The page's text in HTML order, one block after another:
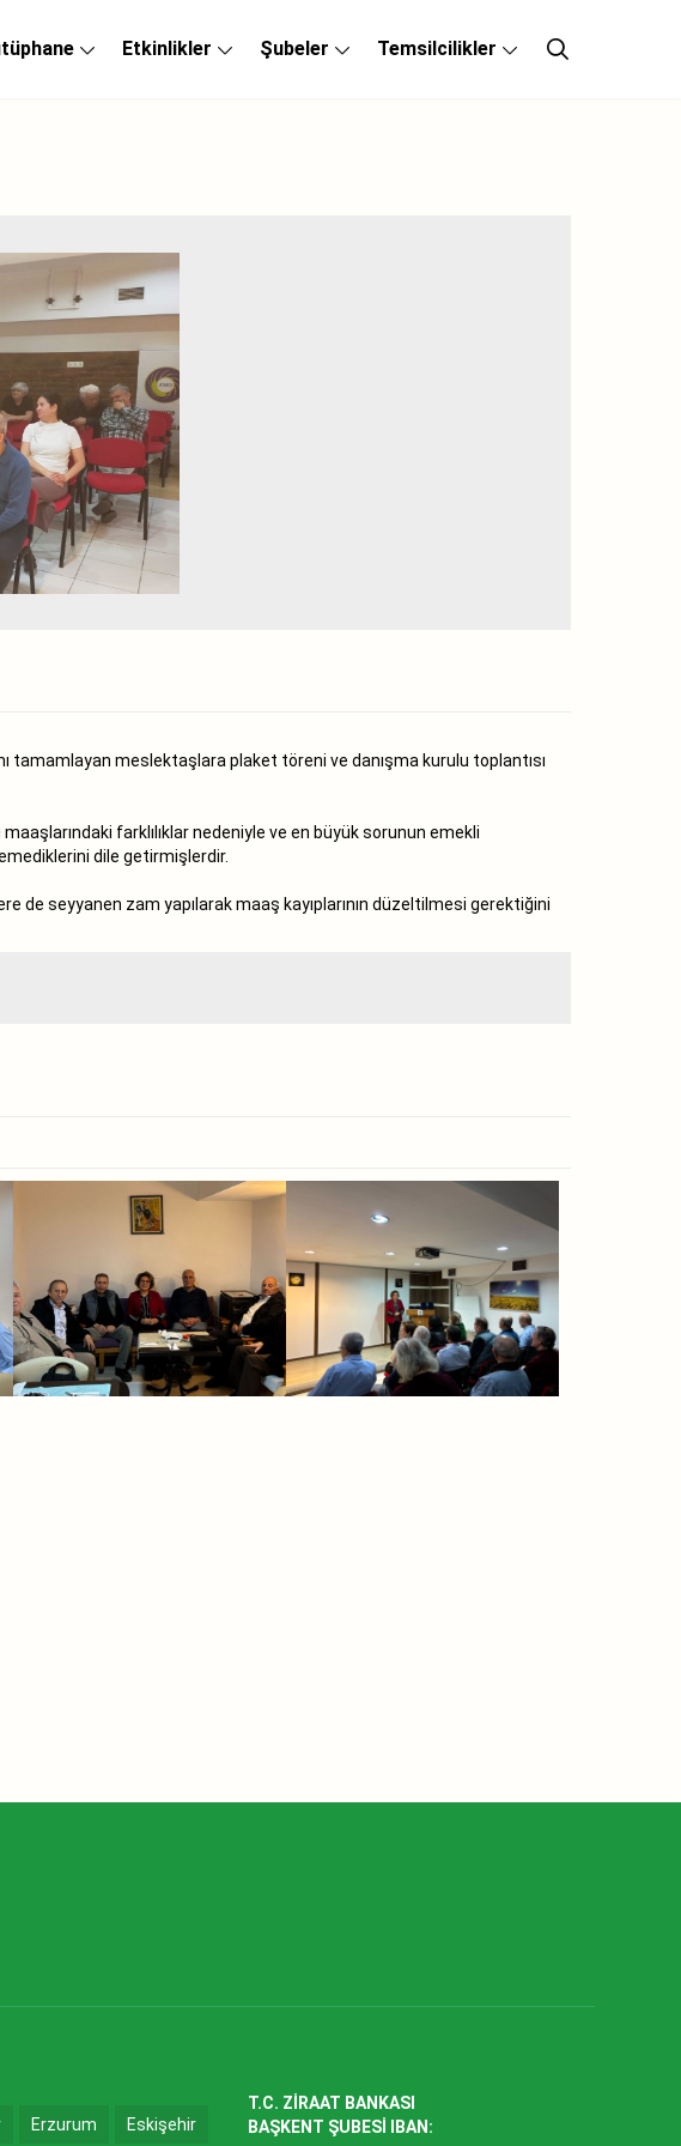
Etkinlikler Şubeler Temsilcilikler
tamamlayan meslektaşlara plaket töreni ve danışma kurulu toplantısı
farklılıklar nedeniyle ve en büyük sorunun emekli
dile getirmişlerdir.
de seyyanen zam yapılarak maaş kayıplarının düzeltilmesi gerektiğini
Erzurum Eskişehir
T.C. ZİRAAT BANKASI
BAŞKENT ŞUBESİ IBAN: